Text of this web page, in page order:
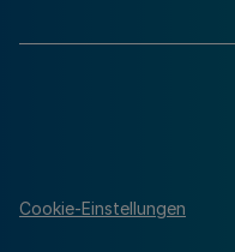
Cookie-Einstellungen